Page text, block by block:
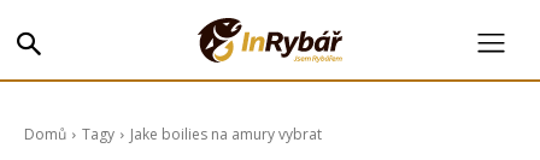
Domů Tagy Jake boilies na amury vybrat